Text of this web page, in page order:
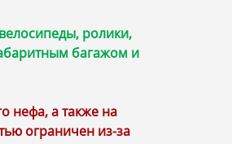
ролики,
багажом и
нефа, а также на
ограничен из‑за